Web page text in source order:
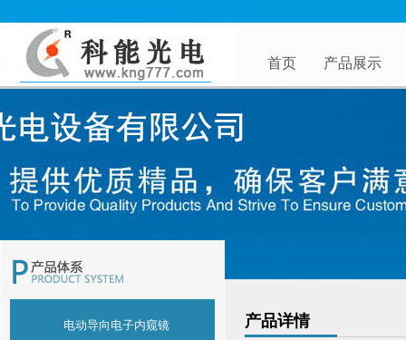
首页 产品展示
电动导向电子内窥镜 产品详情